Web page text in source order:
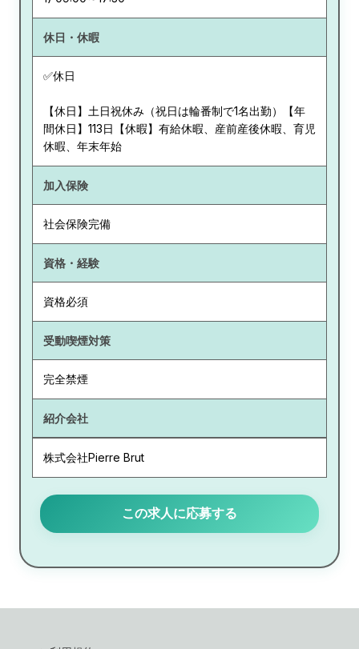
休日・休暇
✅休日
【休日】土日祝休み（祝日は輪番制で1名出勤）【年
間休日】113日【休暇】有給休暇、産前産後休暇、育児
休暇、年末年始
加入保険
社会保険完備
資格・経験
資格必須
受動喫煙対策
完全禁煙
紹介会社
株式会社Pierre Brut
この求人に応募する